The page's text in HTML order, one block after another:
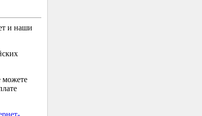
и наши
можете